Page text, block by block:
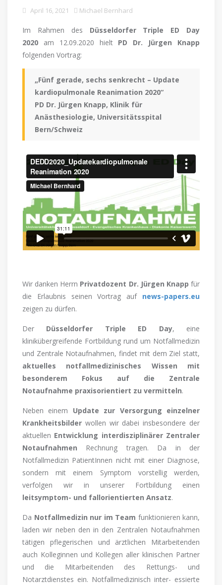
April 16, 2021 Michael Bernhard
Im Rahmen des Düsseldorfer Triple ED Day
2020 am 12.09.2020 hielt PD Dr. Jürgen Knapp
folgenden Vortrag:
„Fünf gerade, sechs senkrecht – Update
kardiopulmonale Reanimation 2020“
PD Dr. Jürgen Knapp, Klinik für
Anästhesiologie, Universitätsspital
Bern/Schweiz
Wir danken Herrn Privatdozent Dr. Jürgen Knapp für
die Erlaubnis seinen Vortrag auf news-papers.eu
zeigen zu dürfen.
Der Düsseldorfer Triple ED Day, eine
klinikübergreifende Fortbildung rund um Notfallmedizin
und Zentrale Notaufnahmen, findet mit dem Ziel statt,
aktuelles notfallmedizinisches Wissen mit
besonderem Fokus auf die Zentrale
Notaufnahme praxisorientiert zu vermitteln.
Neben einem Update zur Versorgung einzelner
Krankheitsbilder wollen wir dabei insbesondere der
aktuellen Entwicklung interdisziplinärer Zentraler
Notaufnahmen Rechnung tragen. Da in der
Notfallmedizin PatientInnen nicht mit einer Diagnose,
sondern mit einem Symptom vorstellig werden,
verfolgen wir in unserer Fortbildung einen
leitsymptom- und fallorientierten Ansatz.
Da Notfallmedizin nur im Team funktionieren kann,
laden wir neben den in den Zentralen Notaufnahmen
tätigen pflegerischen und ärztlichen Mitarbeitenden
auch Kolleginnen und Kollegen aller klinischen Partner
und die Mitarbeitenden des Rettungs- und
Notarztdienstes ein. Notfallmedizinisch inter- essierte